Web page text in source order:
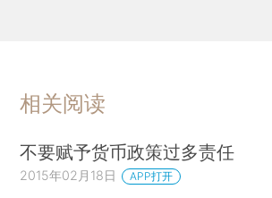
相关阅读
不要赋予货币政策过多责任
2015年02月18日 APP打开